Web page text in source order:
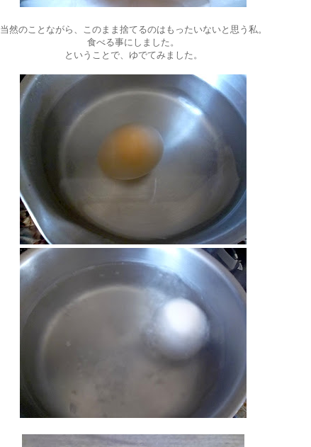
当然のことながら、このまま捨てるのはもったいないと思う私。
食べる事にしました。
ということで、ゆでてみました。